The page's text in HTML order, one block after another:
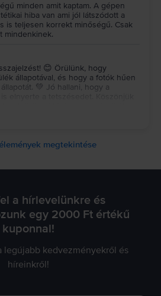
minden amit kaptam. A gépen
hiba van ami jól látszódott a
is teljesen korrekt minőségű. Csak
mindenkinek.
😊 Örülünk, hogy
állapotával, és hogy a fotók hűen
💚 Jó hallani, hogy a
a kedves visszajelzést! 😊
minősége is elnyerte a
megtekintése
a hírlevelünkre és
egy 2000 Ft értékű
kuponnal!
legújabb kedvezményekről és
híreinkről!